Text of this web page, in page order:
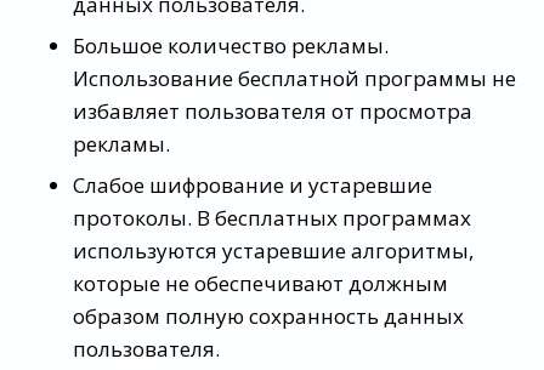
Большое количество рекламы.
Использование бесплатной программы не
избавляет пользователя от просмотра
рекламы.
Слабое шифрование и устаревшие
протоколы. В бесплатных программах
используются устаревшие алгоритмы,
которые не обеспечивают должным
образом полную сохранность данных
пользователя.